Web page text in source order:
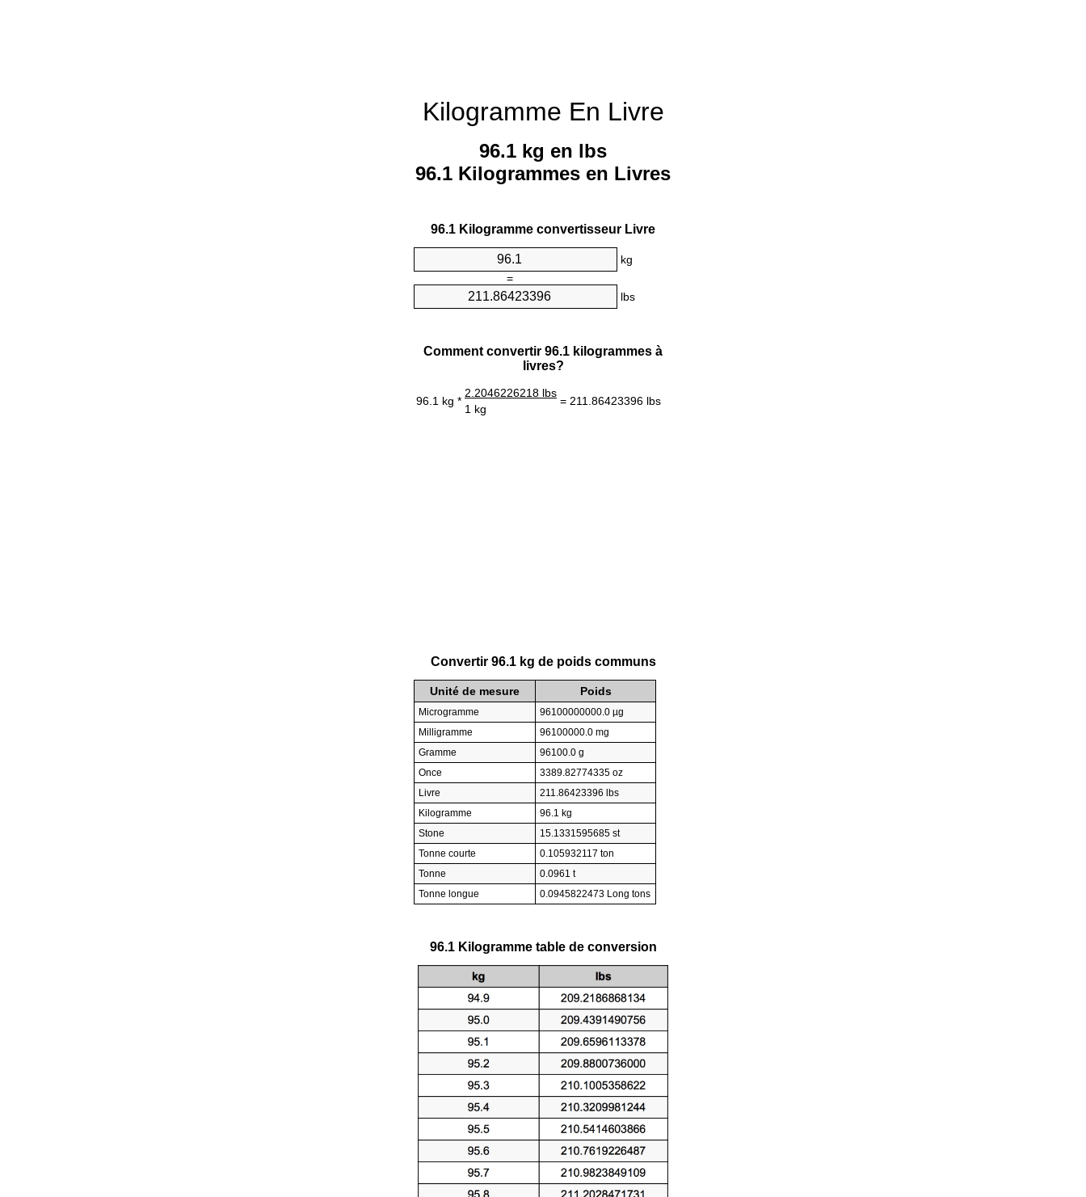
Kilogramme En Livre
96.1 kg en lbs
96.1 Kilogrammes en Livres
96.1 Kilogramme convertisseur Livre
kg
=
lbs
Comment convertir 96.1 kilogrammes à
livres?
96.1 kg *
2.2046226218 lbs
= 211.86423396 lbs
1 kg
Convertir 96.1 kg de poids communs
Unité de mesure Poids
Microgramme
96100000000.0 µg
Milligramme
96100000.0 mg
Gramme
96100.0 g
Once
3389.82774335 oz
Livre
211.86423396 lbs
Kilogramme
96.1 kg
Stone
15.1331595685 st
Tonne courte
0.105932117 ton
Tonne
0.0961 t
Tonne longue
0.0945822473 Long tons
96.1 Kilogramme table de conversion